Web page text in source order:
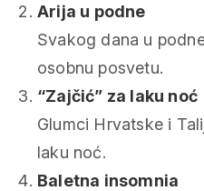
Arija u podne
Svakog dana u
osobnu posvetu.
“Zajčić” za laku noć
Glumci Hrvatske i
laku noć.
Baletna insomnia